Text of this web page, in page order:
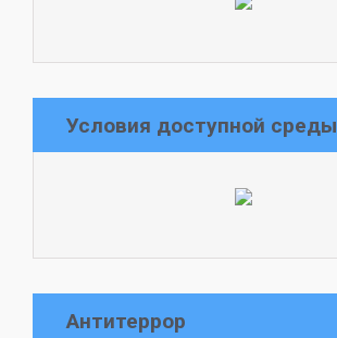
Условия доступной среды
Антитеррор